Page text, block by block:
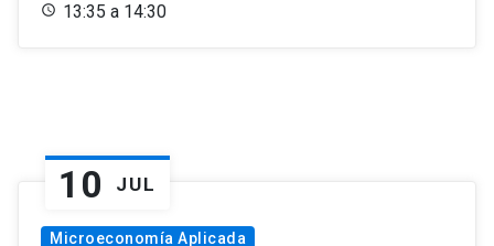
13:35 a 14:30
10 JUL
Microeconomía Aplicada